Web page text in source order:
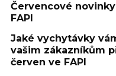
Červencové
FAPI
Jaké vychytávky
vašim zákazníkům
červen ve FAPI